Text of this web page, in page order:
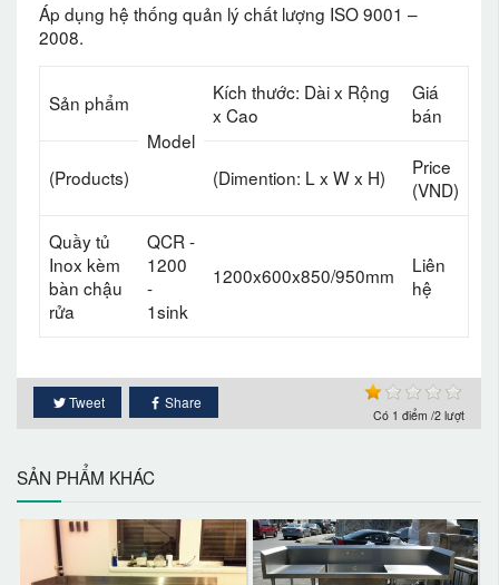
Áp dụng hệ thống quản lý chất lượng ISO 9001 –
2008.
Sản phẩm
Model
Kích thước: Dài x Rộng
x Cao
Giá
bán
(Products) (Dimention: L x W x H)
Price
(VND)
Quầy tủ
Inox kèm
bàn chậu
rửa
QCR -
1200
-
1sink
1200x600x850/950mm
Liên
hệ
Có 1 điểm /2 lượt
Tweet Share
SẢN PHẨM KHÁC